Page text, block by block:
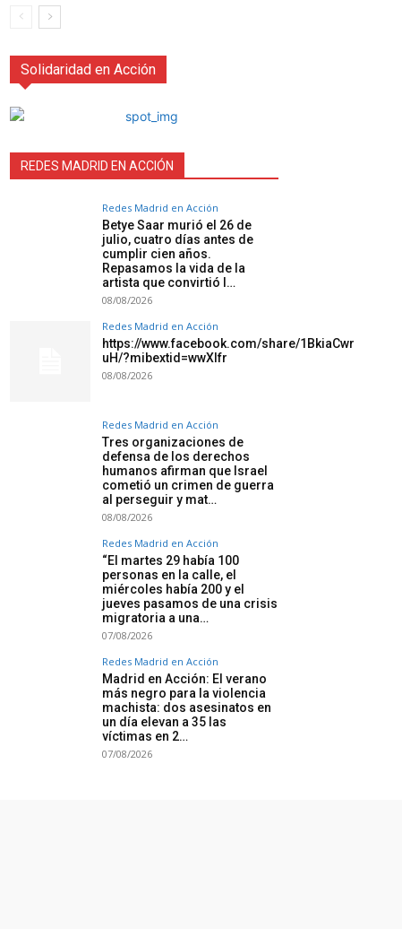
Solidaridad en Acción
REDES MADRID EN ACCIÓN
Redes Madrid en Acción
Betye Saar murió el 26 de
julio, cuatro días antes de
cumplir cien años.
Repasamos la vida de la
artista que convirtió l…
08/08/2026
Redes Madrid en Acción
https://www.facebook.com/share/1BkiaCwr
uH/?mibextid=wwXIfr
08/08/2026
Redes Madrid en Acción
Tres organizaciones de
defensa de los derechos
humanos afirman que Israel
cometió un crimen de guerra
al perseguir y mat…
08/08/2026
Redes Madrid en Acción
“El martes 29 había 100
personas en la calle, el
miércoles había 200 y el
jueves pasamos de una crisis
migratoria a una…
07/08/2026
Redes Madrid en Acción
Madrid en Acción: El verano
más negro para la violencia
machista: dos asesinatos en
un día elevan a 35 las
víctimas en 2…
07/08/2026